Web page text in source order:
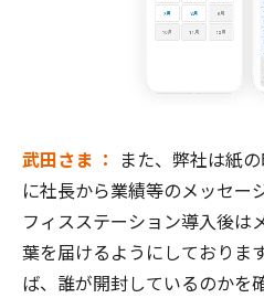
武田さま ： また、弊社は紙
に社長から業績等のメッセー
フィスステーション導入後は
葉を届けるようにしておりま
ば、誰が開封しているのかを